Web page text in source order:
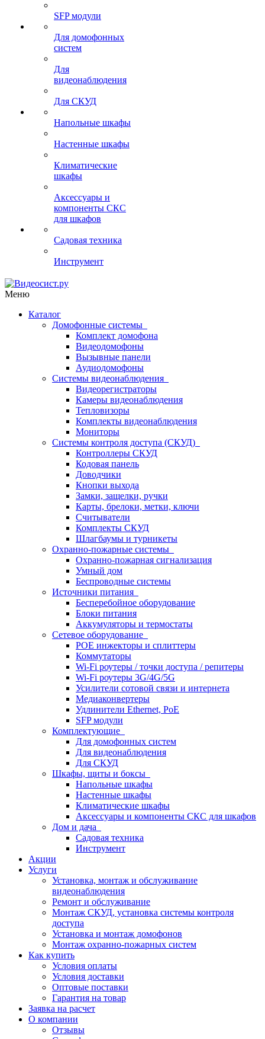
SFP модули
Для домофонных
систем
Для
видеонаблюдения
Для СКУД
Напольные шкафы
Настенные шкафы
Климатические
шкафы
Аксессуары и
компоненты СКС
для шкафов
Садовая техника
Инструмент
Меню
Каталог
Домофонные системы
Комплект домофона
Видеодомофоны
Вызывные панели
Аудиодомофоны
Системы видеонаблюдения
Видеорегистраторы
Камеры видеонаблюдения
Тепловизоры
Комплекты видеонаблюдения
Мониторы
Системы контроля доступа (СКУД)
Контроллеры СКУД
Кодовая панель
Доводчики
Кнопки выхода
Замки, защелки, ручки
Карты, брелоки, метки, ключи
Считыватели
Комплекты СКУД
Шлагбаумы и турникеты
Охранно-пожарные системы
Охранно-пожарная сигнализация
Умный дом
Беспроводные системы
Источники питания
Бесперебойное оборудование
Блоки питания
Аккумуляторы и термостаты
Сетевое оборудование
POE инжекторы и сплиттеры
Коммутаторы
Wi-Fi роутеры / точки доступа / репитеры
Wi-Fi роутеры 3G/4G/5G
Усилители сотовой связи и интернета
Медиаконвертеры
Удлинители Ethernet, PoE
SFP модули
Комплектующие
Для домофонных систем
Для видеонаблюдения
Для СКУД
Шкафы, щиты и боксы
Напольные шкафы
Настенные шкафы
Климатические шкафы
Аксессуары и компоненты СКС для шкафов
Дом и дача
Садовая техника
Инструмент
Акции
Услуги
Установка, монтаж и обслуживание
видеонаблюдения
Ремонт и обслуживание
Монтаж СКУД, установка системы контроля
доступа
Установка и монтаж домофонов
Монтаж охранно-пожарных систем
Как купить
Условия оплаты
Условия доставки
Оптовые поставки
Гарантия на товар
Заявка на расчет
О компании
Отзывы